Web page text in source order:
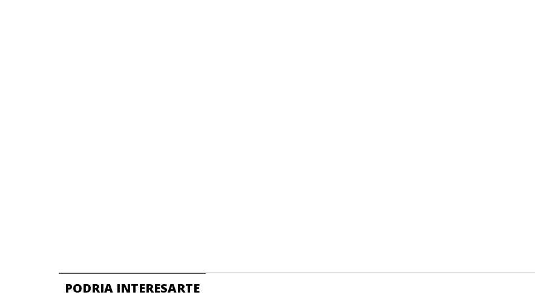
PODRIA INTERESARTE